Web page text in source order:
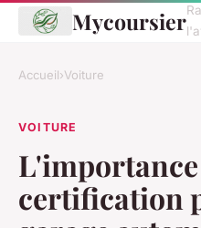
Mycoursier
Accueil›Voiture
VOITURE
certification